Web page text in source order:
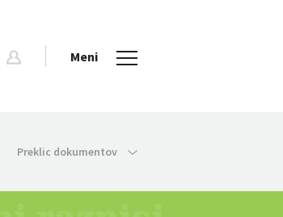
Meni
Preklic dokumentov